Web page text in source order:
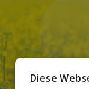
Diese